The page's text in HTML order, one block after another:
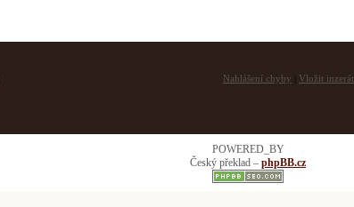
Nahlášení chyby Vložit inzerát
POWERED_BY
Český překlad – phpBB.cz